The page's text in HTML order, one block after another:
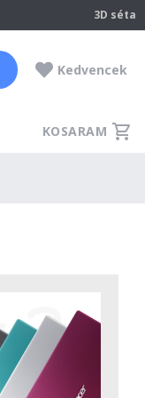
3D séta
Kedvencek
KOSARAM